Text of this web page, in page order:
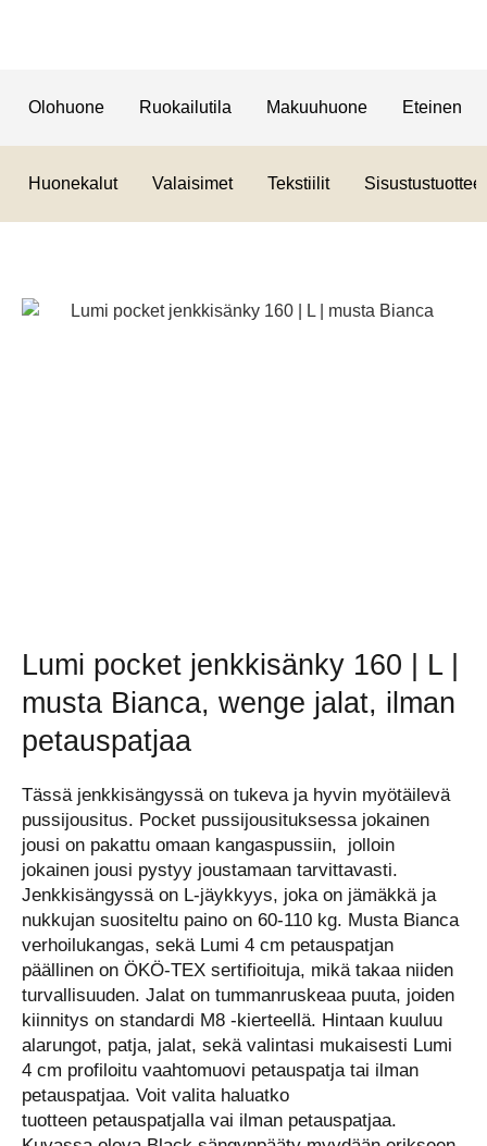
Olohuone Ruokailutila Makuuhuone Eteinen
Huonekalut Valaisimet Tekstiilit Sisustustuotteet
Lumi pocket jenkkisänky 160 | L |
musta Bianca, wenge jalat, ilman
petauspatjaa
Tässä jenkkisängyssä on tukeva ja hyvin myötäilevä
pussijousitus. Pocket pussijousituksessa jokainen
jousi on pakattu omaan kangaspussiin, jolloin
jokainen jousi pystyy joustamaan tarvittavasti.
Jenkkisängyssä on L-jäykkyys, joka on jämäkkä ja
nukkujan suositeltu paino on 60-110 kg. Musta Bianca
verhoilukangas, sekä Lumi 4 cm petauspatjan
päällinen on ÖKÖ-TEX sertifioituja, mikä takaa niiden
turvallisuuden. Jalat on tummanruskeaa puuta, joiden
kiinnitys on standardi M8 -kierteellä. Hintaan kuuluu
alarungot, patja, jalat, sekä valintasi mukaisesti Lumi
4 cm profiloitu vaahtomuovi petauspatja tai ilman
petauspatjaa. Voit valita haluatko
tuotteen petauspatjalla vai ilman petauspatjaa.